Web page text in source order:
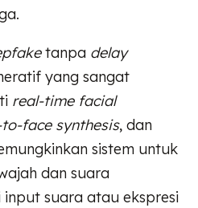
tanpa delay
yang sangat
real-time facial
face synthesis, dan
sistem untuk
dan suara
input suara atau ekspresi